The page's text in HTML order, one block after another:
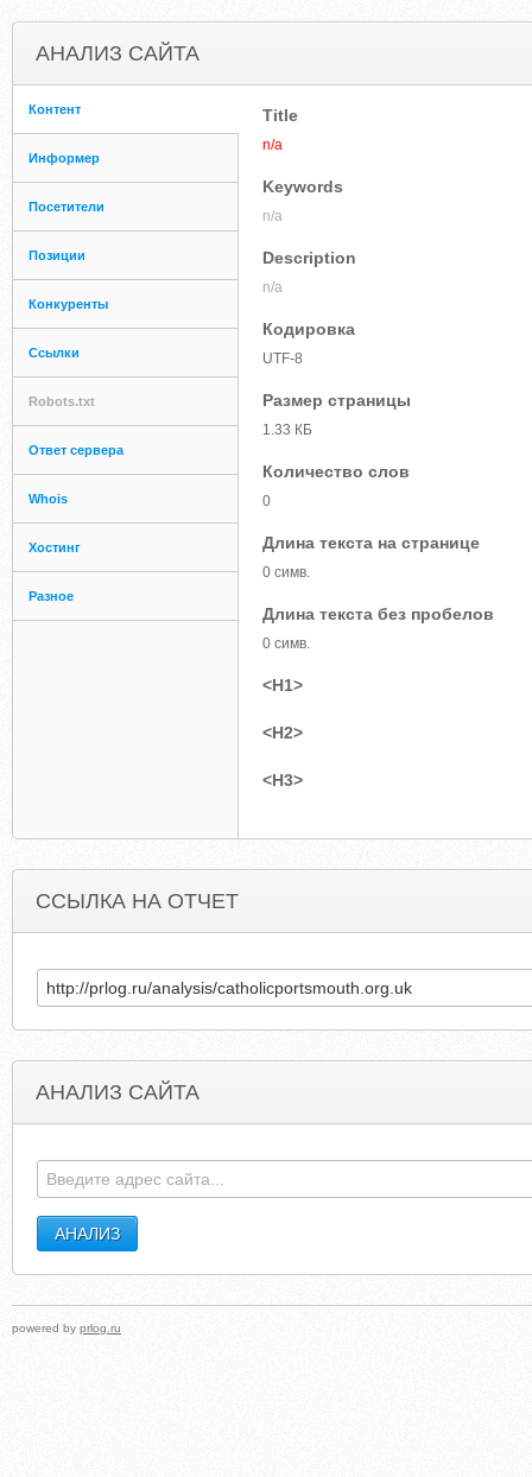
АНАЛИЗ САЙТА
Контент
Информер
Посетители
Позиции
Конкуренты
Ссылки
Robots.txt
Ответ сервера
Whois
Хостинг
Разное
Title
n/a
Keywords
n/a
Description
n/a
Кодировка
UTF-8
Размер страницы
1.33 КБ
Количество слов
0
Длина текста на странице
0 симв.
Длина текста без пробелов
0 симв.
<H1>
<H2>
<H3>
ССЫЛКА НА ОТЧЕТ
АНАЛИЗ САЙТА
powered by prlog.ru